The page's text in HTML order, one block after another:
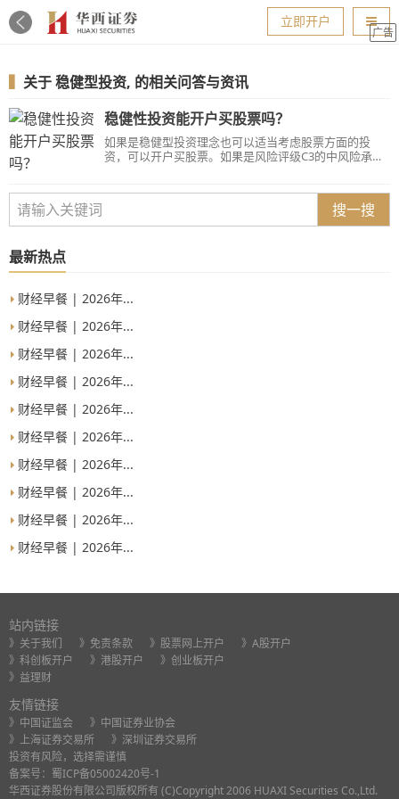
导航
立即开户
广告
关于稳健型投资, 的相关问答与资讯
稳健性投资能开户买股票吗？
如果是稳健型投资理念也可以适当考虑股票方面的投
资，可以开户买股票。如果是风险评级C3的中风险承受
搜一搜
最新热点
财经早餐 | 2026年...
财经早餐 | 2026年...
财经早餐 | 2026年...
财经早餐 | 2026年...
财经早餐 | 2026年...
财经早餐 | 2026年...
财经早餐 | 2026年...
财经早餐 | 2026年...
财经早餐 | 2026年...
财经早餐 | 2026年...
站内链接
》关于我们 》免责条款 》股票网上开户
》A股开户
》科创板开户
》港股开户
》创业板开户
》益理财
友情链接
》中国证监会
》中国证券业协会
》上海证券交易所
》深圳证券交易所
投资有风险，选择需谨慎
备案号： 蜀ICP备05002420号-1
华西证券股份有限公司版权所有 (C)Copyright 2006 HUAXI Securities Co.,Ltd.